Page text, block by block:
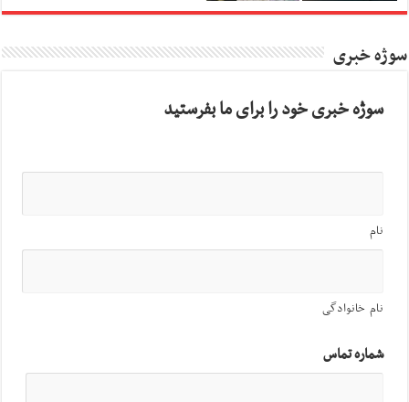
سوژه خبری
سوژه خبری خود را برای ما بفرستید
نام
نام خانوادگی
شماره تماس